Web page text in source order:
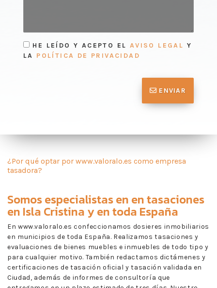
HE LEÍDO Y ACEPTO EL AVISO LEGAL Y
LA POLÍTICA DE PRIVACIDAD
ENVIAR
¿Por qué optar por www.valoralo.es como empresa
tasadora?
Somos especialistas en entasaciones
en Isla Cristina y en toda España
En www.valoralo.es confeccionamos dosieres inmobiliarios
en municipios de toda España. Realizamos tasaciones y
evaluaciones de bienes muebles e inmuebles de todo tipo y
para cualquier motivo. También redactamos dictámenes y
certificaciones de tasación oficial y tasación validada en
Ciudad, además de informes de consultoría que